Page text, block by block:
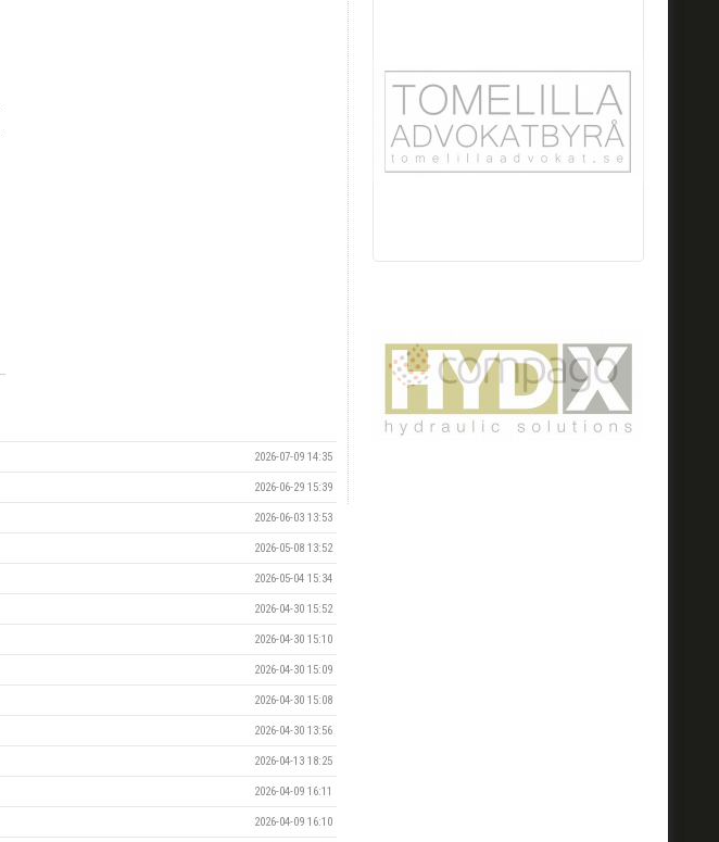
2026-07-09 14:35
2026-06-29 15:39
2026-06-03 13:53
2026-05-08 13:52
2026-05-04 15:34
2026-04-30 15:52
2026-04-30 15:10
2026-04-30 15:09
2026-04-30 15:08
2026-04-30 13:56
2026-04-13 18:25
2026-04-09 16:11
2026-04-09 16:10